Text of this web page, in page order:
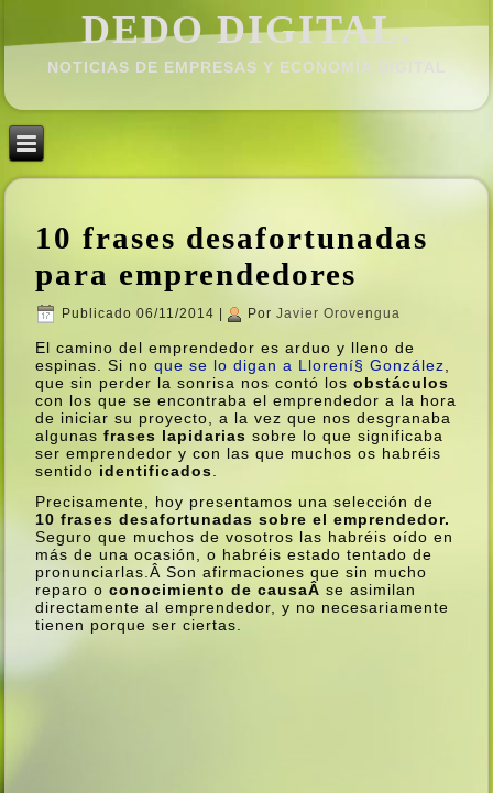
DEDO DIGITAL.
NOTICIAS DE EMPRESAS Y ECONOMÍ­A DIGITAL
10 frases desafortunadas
para emprendedores
Publicado 06/11/2014 Por Javier Orovengua
El camino del emprendedor es arduo y lleno de
espinas. Si noque se lo digan a Llorení§ González
que sin perder la sonrisa nos contó losobstáculos
con los que se encontraba el emprendedor a la hora
de iniciar su proyecto, a la vez que nos desgranaba
algunasfrases lapidarias sobre lo que significaba
ser emprendedor y con las que muchos os habréis
sentido identificados
Precisamente, hoy presentamos una selección de
10 frases desafortunadas sobre el emprendedor.
Seguro que muchos de vosotros las habréis oí­do en
más de una ocasión, o habréis estado tentado de
pronunciarlas.Â Son afirmaciones que sin mucho
reparo oconocimiento de causaÂse asimilan
directamente al emprendedor, y no necesariamente
tienen porque ser ciertas.